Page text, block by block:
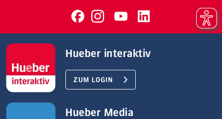
Hueber interaktiv
ZUM LOGIN
Hueber Media